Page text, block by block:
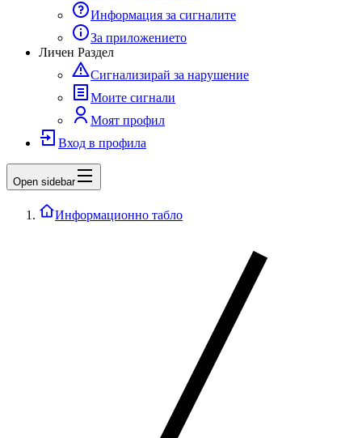
Информация за сигналите
За приложението
Личен Раздел
Сигнализирай за нарушение
Моите сигнали
Моят профил
Вход в профила
Open sidebar
Информационно табло